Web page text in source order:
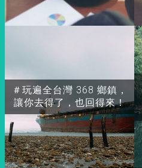
＃玩遍全台灣 368 鄉鎮，
讓你去得了，也回得來！